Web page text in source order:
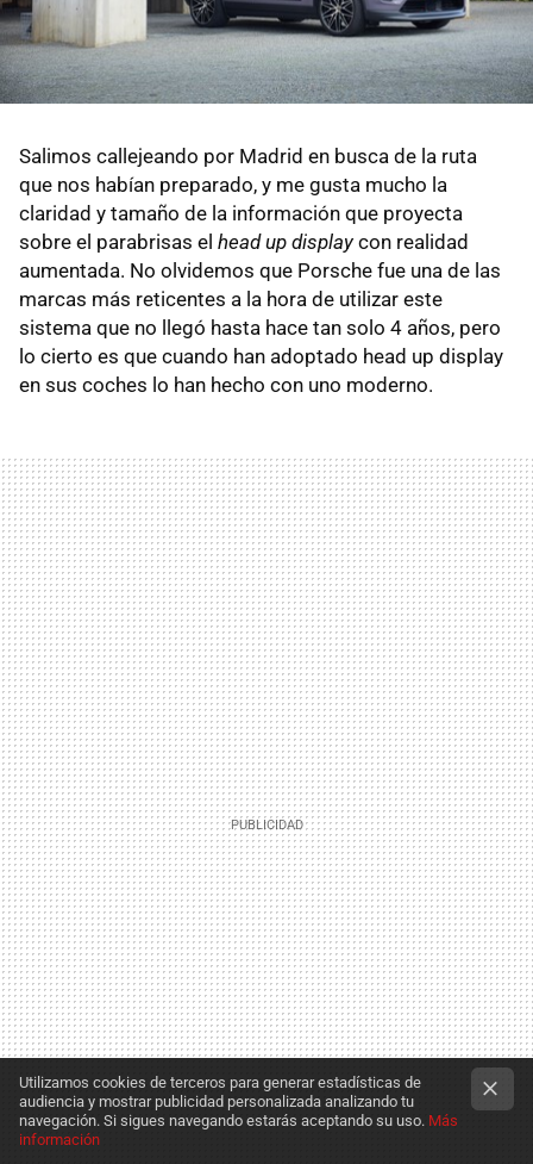
Salimos callejeando por Madrid en busca de la ruta
que nos habían preparado, y me gusta mucho la
claridad y tamaño de la información que proyecta
sobre el parabrisas el head up displaycon realidad
aumentada. No olvidemos que Porsche fue una de las
marcas más reticentes a la hora de utilizar este
sistema que no llegó hasta hace tan solo 4 años, pero
lo cierto es que cuando han adoptado head up display
en sus coches lo han hecho con uno moderno.
Utilizamos cookies de terceros para generar estadísticas de
audiencia y mostrar publicidad personalizada analizando tu
navegación. Si sigues navegando estarás aceptando su uso. Más
información